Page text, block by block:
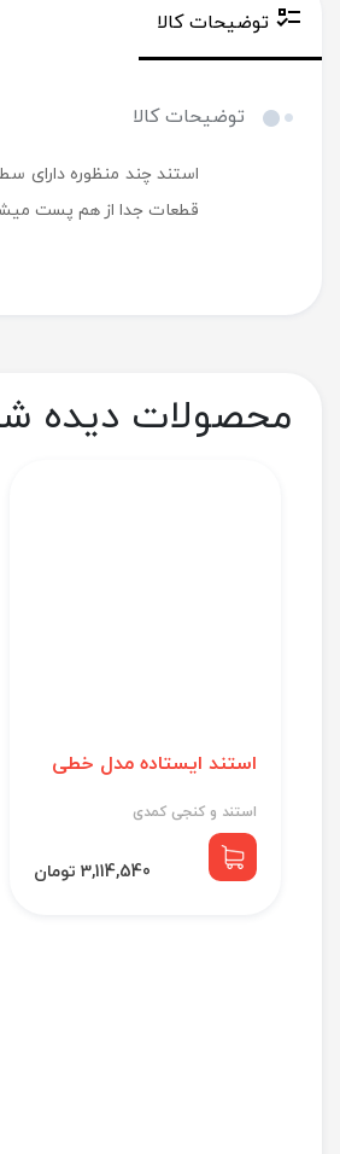
توضیحات کالا
توضیحات کالا
قطعات جدا از هم پست
محصولات دیده
استند ایستاده مدل خطی
استند و کنجی کمدی
3,114,540 تومان